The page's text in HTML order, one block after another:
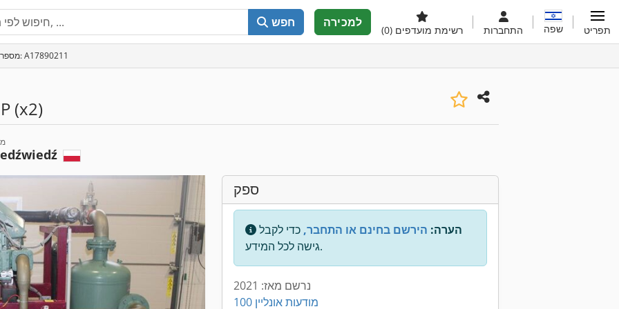
חפש למכירה
רשימת מועדפים (0) התחברות שפה תפריט
מספר מודעה: A17890211
(x2)
ספק
הערה: הירשם בחינם או התחבר, כדי לקבל
גישה לכל המידע.
נרשם מאז: 2021
100 מודעות אונליין